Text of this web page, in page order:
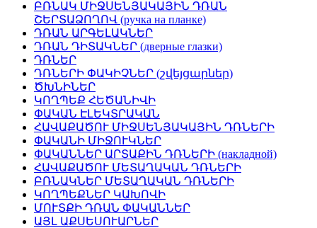
ԲՌՆԱԿ ՄԻՋՍԵՆՅԱԿԱՅԻՆ ԴՌԱՆ
ՇԵՐՏԱՁՈՂՈՎ (ручка на планке)
ԴՌԱՆ ԱՐԳԵԼԱԿՆԵՐ
ԴՌԱՆ ԴԻՏԱԿՆԵՐ (дверные глазки)
ԴՌՆԵՐ
ԴՌՆԵՐԻ ՓԱԿԻՉՆԵՐ (շվեյցարներ)
ԾԽՆԻՆԵՐ
ԿՈՂՊԵՔ ՀԵԾԱՆԻՎԻ
ՓԱԿԱՆ ԷԼԵԿՏՐԱԿԱՆ
ՀԱՎԱՔԱԾՈՒ ՄԻՋՍԵՆՅԱԿԱՅԻՆ ԴՌՆԵՐԻ
ՓԱԿԱՆԻ ՄԻՋՈՒԿՆԵՐ
ՓԱԿԱՆՆԵՐ ԱՐՏԱՔԻՆ ԴՌՆԵՐԻ (накладной)
ՀԱՎԱՔԱԾՈՒ ՄԵՏԱՂԱԿԱՆ ԴՌՆԵՐԻ
ԲՌՆԱԿՆԵՐ ՄԵՏԱՂԱԿԱՆ ԴՌՆԵՐԻ
ԿՈՂՊԵՔՆԵՐ ԿԱԽՈՎԻ
ՄՈՒՏՔԻ ԴՌԱՆ ՓԱԿԱՆՆԵՐ
ԱՅԼ ԱՔՍԵՍՈՒԱՐՆԵՐ